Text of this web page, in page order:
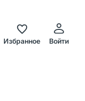
Избранное Войти